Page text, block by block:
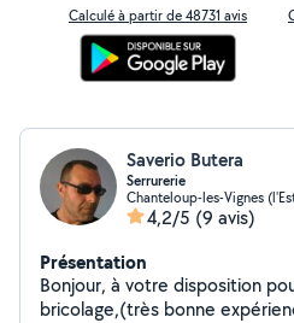
Calculé à partir de 48731 avis
Saverio Butera
Serrurerie
Chanteloup-les-Vignes
4,2/5 (9 avis)
Présentation
Bonjour, à votre disposition
bricolage,(très bonne